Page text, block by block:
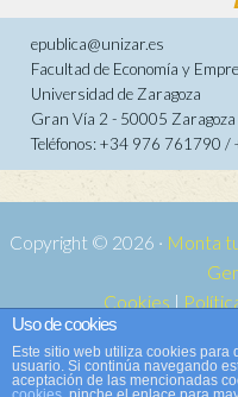
epublica@unizar.es
Facultad de Economía y
Universidad de Zaragoza
Gran Vía 2 - 50005 Zaragoza
Teléfonos: +34 976 761790
Copyright © 2026 · Monta
Cookies |
Copyright © 2026 ·
Uso de cookies
Este sitio web utiliza cookies
usuario. Si continúa navegando
aceptación de las mencionadas